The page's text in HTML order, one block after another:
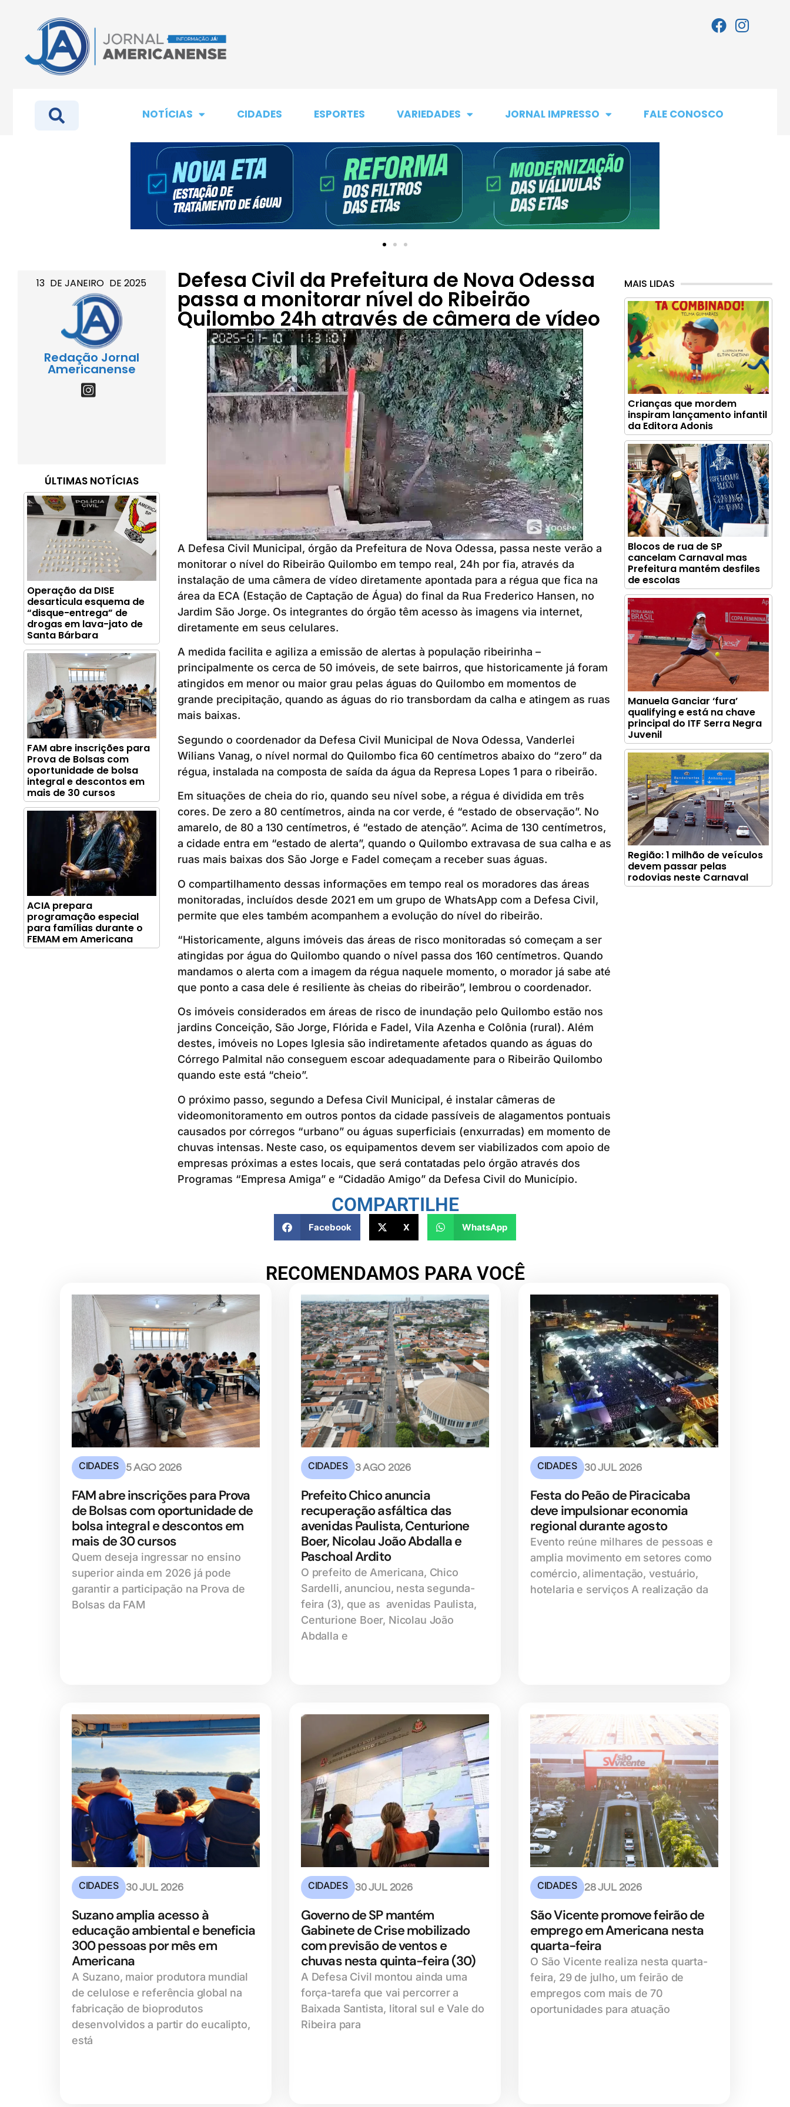
NOTÍCIAS CIDADES ESPORTES VARIEDADES JORNAL IMPRESSO FALE CONOSCO
13 DEJANEIRO DE2025
Redação Jornal
Americanense
ÚLTIMAS NOTÍCIAS
Operação da DISE
desarticula esquema de
“disque-entrega” de
drogas em lava-jato de
Santa Bárbara
FAM abre inscrições para
Prova de Bolsas com
oportunidade de bolsa
integral e descontos em
mais de 30 cursos
ACIA prepara
programação especial
para famílias durante o
FEMAM em Americana
Defesa Civil da Prefeitura de Nova Odessa
passa a monitorar nível do Ribeirão
Quilombo 24h através de câmera de vídeo
A Defesa Civil Municipal, órgão da Prefeitura de Nova Odessa, passa neste verão a
monitorar o nível do Ribeirão Quilombo em tempo real, 24h por fia, através da
instalação de uma câmera de vídeo diretamente apontada para a régua que fica na
área da ECA (Estação de Captação de Água) do final da Rua Frederico Hansen, no
Jardim São Jorge. Os integrantes do órgão têm acesso às imagens via internet,
diretamente em seus celulares.
A medida facilita e agiliza a emissão de alertas à população ribeirinha –
principalmente os cerca de 50 imóveis, de sete bairros, que historicamente já foram
atingidos em menor ou maior grau pelas águas do Quilombo em momentos de
grande precipitação, quando as águas do rio transbordam da calha e atingem as ruas
mais baixas.
Segundo o coordenador da Defesa Civil Municipal de Nova Odessa, Vanderlei
Wilians Vanag, o nível normal do Quilombo fica 60 centímetros abaixo do “zero” da
régua, instalada na composta de saída da água da Represa Lopes 1 para o ribeirão.
Em situações de cheia do rio, quando seu nível sobe, a régua é dividida em três
cores. De zero a 80 centímetros, ainda na cor verde, é “estado de observação”. No
amarelo, de 80 a 130 centímetros, é “estado de atenção”. Acima de 130 centímetros,
a cidade entra em “estado de alerta”, quando o Quilombo extravasa de sua calha e as
ruas mais baixas dos São Jorge e Fadel começam a receber suas águas.
O compartilhamento dessas informações em tempo real os moradores das áreas
monitoradas, incluídos desde 2021 em um grupo de WhatsApp com a Defesa Civil,
permite que eles também acompanhem a evolução do nível do ribeirão.
“Historicamente, alguns imóveis das áreas de risco monitoradas só começam a ser
atingidas por água do Quilombo quando o nível passa dos 160 centímetros. Quando
mandamos o alerta com a imagem da régua naquele momento, o morador já sabe até
que ponto a casa dele é resiliente às cheias do ribeirão”, lembrou o coordenador.
Os imóveis considerados em áreas de risco de inundação pelo Quilombo estão nos
jardins Conceição, São Jorge, Flórida e Fadel, Vila Azenha e Colônia (rural). Além
destes, imóveis no Lopes Iglesia são indiretamente afetados quando as águas do
Córrego Palmital não conseguem escoar adequadamente para o Ribeirão Quilombo
quando este está “cheio”.
O próximo passo, segundo a Defesa Civil Municipal, é instalar câmeras de
videomonitoramento em outros pontos da cidade passíveis de alagamentos pontuais
causados por córregos “urbano” ou águas superficiais (enxurradas) em momento de
chuvas intensas. Neste caso, os equipamentos devem ser viabilizados com apoio de
empresas próximas a estes locais, que será contatadas pelo órgão através dos
Programas “Empresa Amiga” e “Cidadão Amigo” da Defesa Civil do Município.
COMPARTILHE
Facebook X WhatsApp
MAIS LIDAS
Crianças que mordem
inspiram lançamento infantil
da Editora Adonis
Blocos de rua de SP
cancelam Carnaval mas
Prefeitura mantém desfiles
de escolas
Manuela Ganciar ‘fura’
qualifying e está na chave
principal do ITF Serra Negra
Juvenil
Região: 1 milhão de veículos
devem passar pelas
rodovias neste Carnaval
RECOMENDAMOS PARA VOCÊ
CIDADES 5 AGO 2026
FAM abre inscrições para Prova
de Bolsas com oportunidade de
bolsa integral e descontos em
mais de 30 cursos
Quem deseja ingressar no ensino
superior ainda em 2026 já pode
garantir a participação na Prova de
Bolsas da FAM
CIDADES 3 AGO 2026
Prefeito Chico anuncia
recuperação asfáltica das
avenidas Paulista, Centurione
Boer, Nicolau João Abdalla e
Paschoal Ardito
O prefeito de Americana, Chico
Sardelli, anunciou, nesta segunda-
feira (3), que as avenidas Paulista,
Centurione Boer, Nicolau João
Abdalla e
CIDADES 30 JUL 2026
Festa do Peão de Piracicaba
deve impulsionar economia
regional durante agosto
Evento reúne milhares de pessoas e
amplia movimento em setores como
comércio, alimentação, vestuário,
hotelaria e serviços A realização da
CIDADES 30 JUL 2026
Suzano amplia acesso à
educação ambiental e beneficia
300 pessoas por mês em
Americana
A Suzano, maior produtora mundial
de celulose e referência global na
fabricação de bioprodutos
desenvolvidos a partir do eucalipto,
está
CIDADES 30 JUL 2026
Governo de SP mantém
Gabinete de Crise mobilizado
com previsão de ventos e
chuvas nesta quinta-feira (30)
A Defesa Civil montou ainda uma
força-tarefa que vai percorrer a
Baixada Santista, litoral sul e Vale do
Ribeira para
CIDADES 28 JUL 2026
São Vicente promove feirão de
emprego em Americana nesta
quarta-feira
O São Vicente realiza nesta quarta-
feira, 29 de julho, um feirão de
empregos com mais de 70
oportunidades para atuação